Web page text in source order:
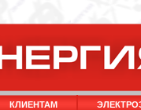
КЛИЕНТАМ